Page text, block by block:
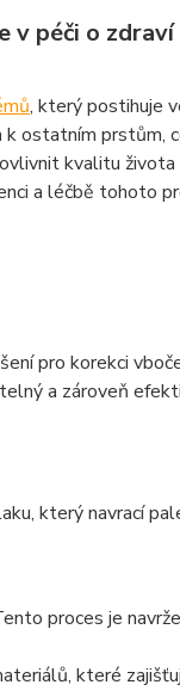
v péči o zdraví
, který postihuje
k ostatním prstům,
kvalitu života
a léčbě tohoto
pro korekci
a zároveň
který navrací
proces je
které